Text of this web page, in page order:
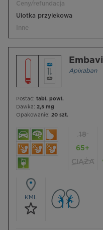
Ceny/refundacja
Ulotka przylekowa
Inne
Embavi
Apixaban
Postać: tabl. powl.
Dawka: 2,5 mg
Opakowanie: 20 szt.
18
65+
CIĄŻA
KML